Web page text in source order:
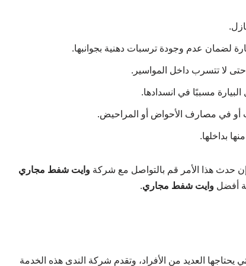
لضمان عدم وجودة ترسبات دهنية بجوانبها.
حتى لا تتسرب داخل المواسير.
مسببًا في انسدادها.
أو في مصارف الأحواض أو المراحيض.
بداخلها.
إن حدث هذا الأمر قم بالتواصل مع شركة وايت شفط مجاري
أفضل وايت شفط مجاري.
العديد من الأفراد، وتقدم شركة الندى هذه الخدمة